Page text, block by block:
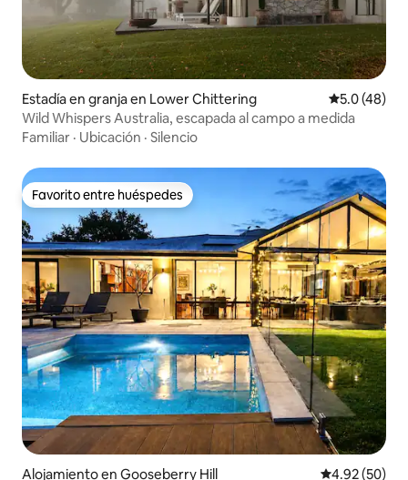
Estadía en granja en Lower Chittering Calificación
5.0 (48)
Wild Whispers Australia, escapada al campo a medida
Familiar · Ubicación · Silencio
Favorito entre huéspedes
Favorito entre huéspedes
Alojamiento en Gooseberry Hill Calificación
4.92 (50)